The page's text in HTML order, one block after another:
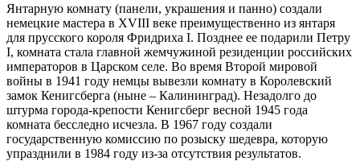
Янтарную комнату (панели, украшения и панно) создали
немецкие мастера в XVIII веке преимущественно из янтаря
для прусского короля Фридриха I. Позднее ее подарили Петру
I, комната стала главной жемчужиной резиденции российских
императоров в Царском селе. Во время Второй мировой
войны в 1941 году немцы вывезли комнату в Королевский
замок Кенигсберга (ныне – Калининград). Незадолго до
штурма города-крепости Кенигсберг весной 1945 года
комната бесследно исчезла. В 1967 году создали
государственную комиссию по розыску шедевра, которую
упразднили в 1984 году из-за отсутствия результатов.